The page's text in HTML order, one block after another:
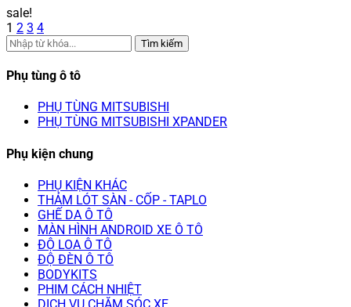
sale!
1 2 3 4
Tìm kiếm
Phụ tùng ô tô
PHỤ TÙNG MITSUBISHI
PHỤ TÙNG MITSUBISHI XPANDER
Phụ kiện chung
PHỤ KIỆN KHÁC
THẢM LÓT SÀN - CỐP - TAPLO
GHẾ DA Ô TÔ
MÀN HÌNH ANDROID XE Ô TÔ
ĐỘ LOA Ô TÔ
ĐỘ ĐÈN Ô TÔ
BODYKITS
PHIM CÁCH NHIỆT